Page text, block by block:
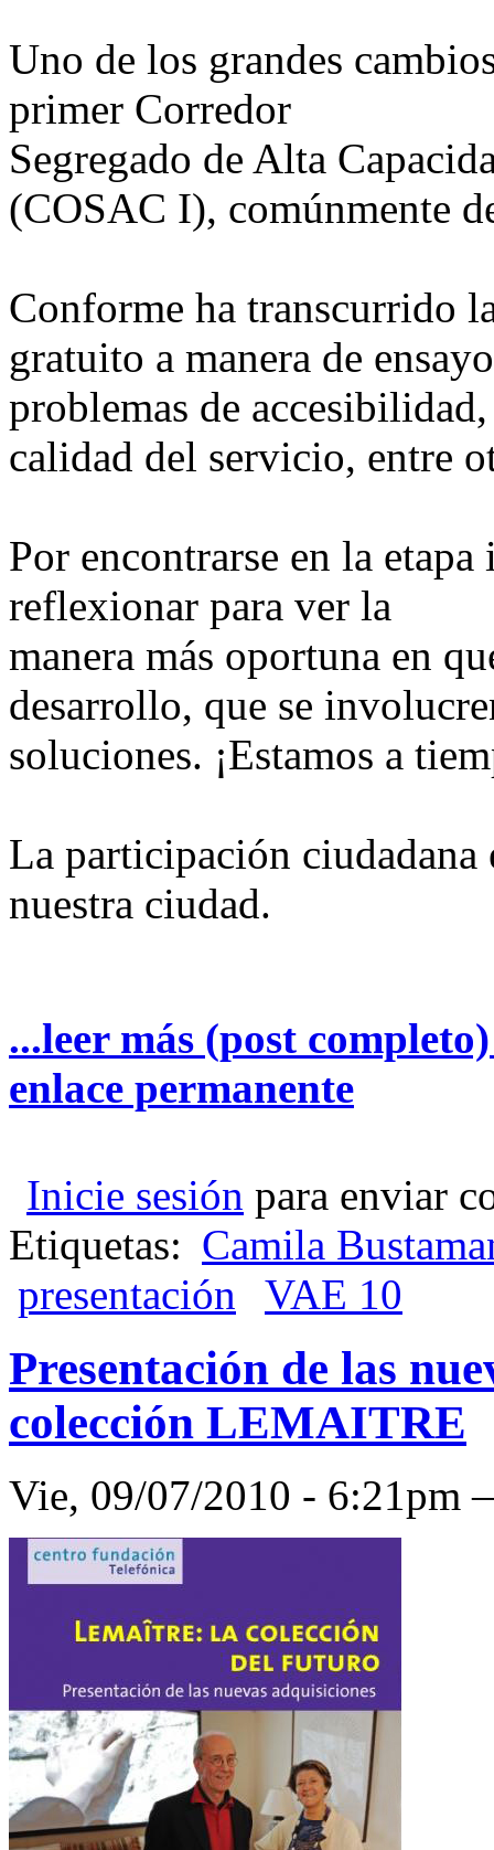
Uno de los grandes
primer Corredor
Segregado de Alta
(COSAC I), comúnmente
Conforme ha transcurrido
gratuito a manera de
problemas de
calidad del servicio, entre
Por encontrarse en la
reflexionar para ver la
manera más oportuna en
desarrollo, que se
soluciones. ¡Estamos a
La participación ciudadana
nuestra ciudad.
...leer más (post
enlace permanente
Inicie sesión para enviar
Etiquetas: Camila
presentación
VAE 10
Presentación de las
colección LEMAITRE
Vie, 09/07/2010 -